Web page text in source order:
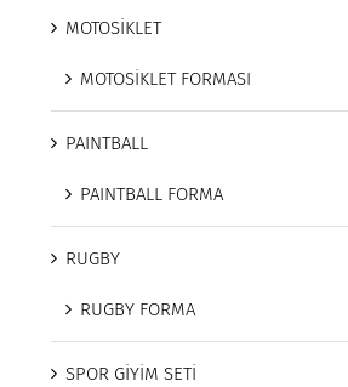
MOTOSİKLET
MOTOSİKLET FORMASI
PAINTBALL
PAINTBALL FORMA
RUGBY
RUGBY FORMA
SPOR GİYİM SETİ